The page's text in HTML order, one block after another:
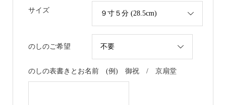
サイズ
のしのご希望
のしの表書きとお名前 (例) 御祝 / 京扇堂